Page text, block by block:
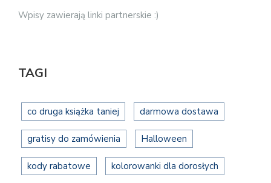
Wpisy zawierają linki partnerskie :)
TAGI
co druga książka taniej darmowa dostawa
gratisy do zamówienia Halloween
kody rabatowe kolorowanki dla dorosłych